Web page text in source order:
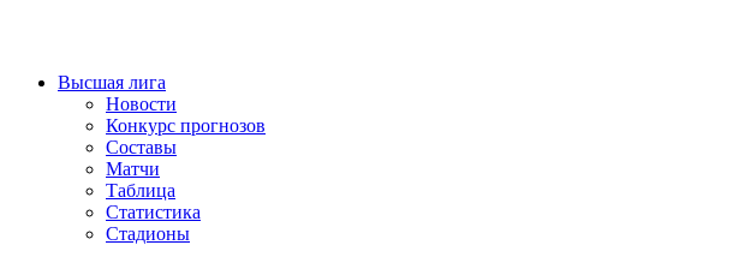
Высшая лига
Новости
Конкурс прогнозов
Составы
Матчи
Таблица
Статистика
Стадионы